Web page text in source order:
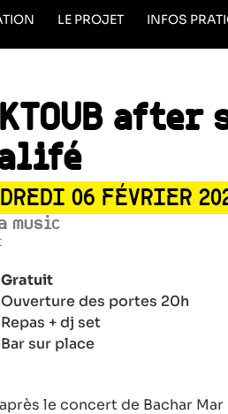
LE PROJET INFOS
after
06 FÉVRIER
music
Gratuit
Ouverture des portes 20h
Repas + dj set
Bar sur place
le concert de Bachar